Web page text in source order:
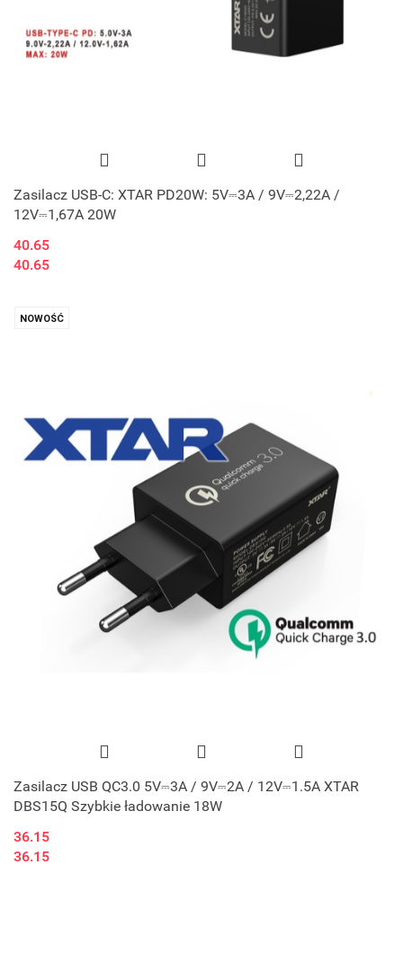
Zasilacz USB-C: XTAR PD20W: 5V⎓3A / 9V⎓2,22A /
12V⎓1,67A 20W
40.65
40.65
NOWOŚĆ
Zasilacz USB QC3.0 5V⎓3A / 9V⎓2A / 12V⎓1.5A XTAR
DBS15Q Szybkie ładowanie 18W
36.15
36.15